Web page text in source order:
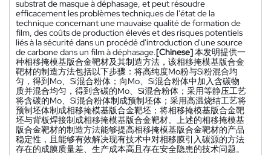
substrat de masque à déphasage, et peut résoudre
efficacement les problèmes techniques de l'état de la
technique concernant une mauvaise qualité de formation de
film, des coûts de production élevés et des risques potentiels
liés à la sécurité dans un procédé d'introduction d'une source
de carbone dans un film à déphasage.[Chinese]本发明提供一
种相移掩模基版合金靶材及其制造方法，该相移掩模基版合金
靶材的制造方法包括以下步骤：将高纯度Mo粉与Si粉混合均
匀，得到Mo、Si混合粉体；向Mo、Si混合粉体中加入含碳物
质并混合均匀，得到含碳的Mo、Si混合粉体；采用等静压工艺
将含碳的Mo、Si混合粉体制成预制坯体；采用高温烧结工艺将
预制坯体制成相移掩模基版合金靶坯；将相移掩模基版合金靶
坯与背板焊接制成相移掩模基版合金靶材。上述的相移掩模基
版合金靶材的制造方法能够提高相移掩模基版合金靶材的产品
稳定性，且能够有效解决现有技术中对相移膜引入碳源的方法
存在的成膜质量差、生产成本高且存在安全隐患的技术问题。